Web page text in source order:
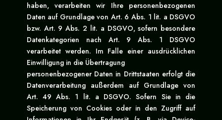
haben, verarbeiten wir Ihre personenbezogenen
Daten auf Grundlage von Art. 6 Abs. 1 lit. a DSGVO
bzw. Art. 9 Abs. 2 lit. a DSGVO, sofern besondere
Datenkategorien nach Art. 9 Abs. 1 DSGVO
verarbeitet werden. Im Falle einer ausdrücklichen
Einwilligung in die Übertragung
personenbezogener Daten in Drittstaaten erfolgt die
Datenverarbeitung außerdem auf Grundlage von
Art. 49 Abs. 1 lit. a DSGVO. Sofern Sie in die
Speicherung von Cookies oder in den Zugriff auf